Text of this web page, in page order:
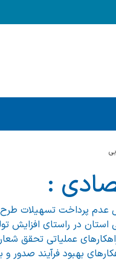
:
تسهیلات طرح‌های مصوب بند
استان در راستای افزایش
عملیاتی تحقق
بهبود فرآیند